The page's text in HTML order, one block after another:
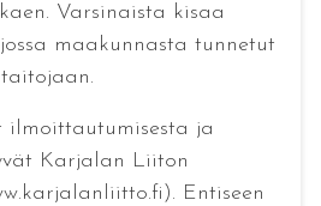
Varsinaista kisaa
maakunnasta tunnetut
ilmoittautumisesta ja
Karjalan Liiton
Entiseen